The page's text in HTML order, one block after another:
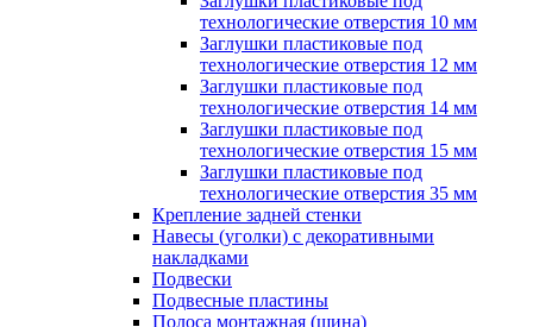
технологические отверстия 10 мм
Заглушки пластиковые под
технологические отверстия 12 мм
Заглушки пластиковые под
технологические отверстия 14 мм
Заглушки пластиковые под
технологические отверстия 15 мм
Заглушки пластиковые под
технологические отверстия 35 мм
Крепление задней стенки
Навесы (уголки) с декоративными
накладками
Подвески
Подвесные пластины
Полоса монтажная (шина)